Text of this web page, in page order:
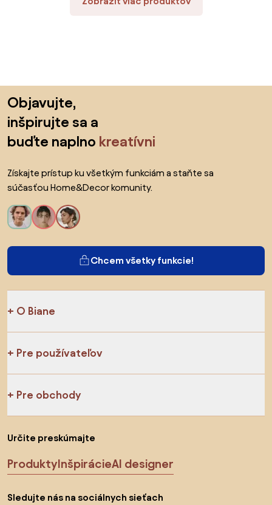
Objavujte,
inšpirujte sa a
buďte naplno kreatívni
Získajte prístup ku všetkým funkciám a staňte sa
súčasťou Home&Decor komunity.
Chcem všetky funkcie!
O Biane
Pre používateľov
Pre obchody
Určite preskúmajte
ProduktyInšpirácieAI designer
Sledujte nás na sociálnych sieťach